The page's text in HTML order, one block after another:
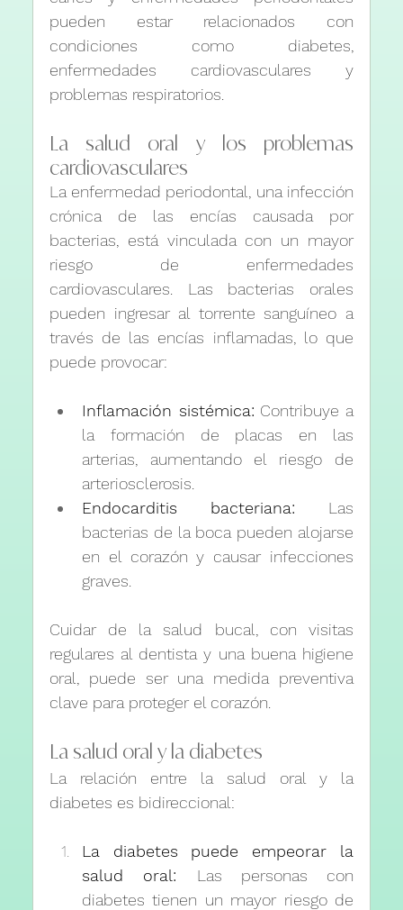
pueden estar relacionados con
condiciones como diabetes,
enfermedades cardiovasculares y
problemas respiratorios.
La salud oral y los problemas
cardiovasculares
La enfermedad periodontal, una infección
crónica de las encías causada por
bacterias, está vinculada con un mayor
riesgo de enfermedades
cardiovasculares. Las bacterias orales
pueden ingresar al torrente sanguíneo a
través de las encías inflamadas, lo que
puede provocar:
Inflamación sistémica: Contribuye a
la formación de placas en las
arterias, aumentando el riesgo de
arteriosclerosis.
Endocarditis bacteriana: Las
bacterias de la boca pueden alojarse
en el corazón y causar infecciones
graves.
Cuidar de la salud bucal, con visitas
regulares al dentista y una buena higiene
oral, puede ser una medida preventiva
clave para proteger el corazón.
La salud oral y la diabetes
La relación entre la salud oral y la
diabetes es bidireccional:
La diabetes puede empeorar la
salud oral: Las personas con
diabetes tienen un mayor riesgo de